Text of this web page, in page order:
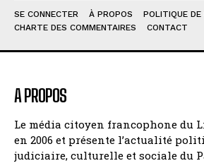
SE CONNECTER À PROPOS
POLITIQUE
CHARTE DES COMMENTAIRES
CONTACT
A PROPOS
Le média citoyen francophone du
en 2006 et présente l’actualité
judiciaire, culturelle et sociale du